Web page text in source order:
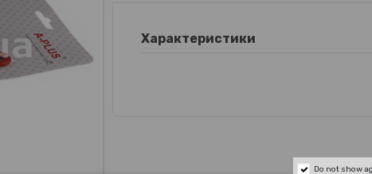
Характеристики
Do not show